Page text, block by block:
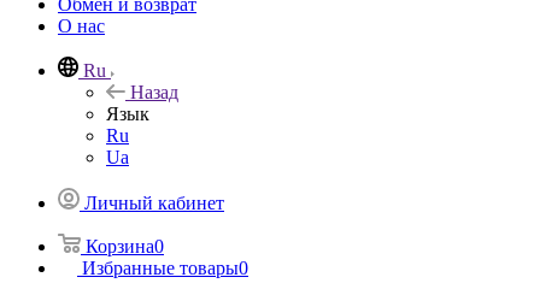
О нас
Ru
Назад
Язык
Ru
Ua
Личный кабинет
Корзина0
Избранные товары0